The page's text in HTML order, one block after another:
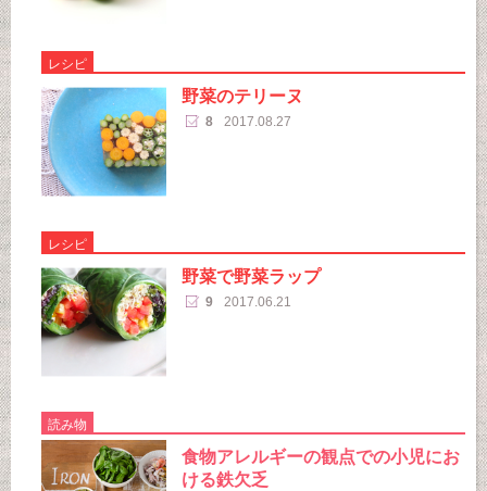
レシピ
野菜のテリーヌ
8 2017.08.27
レシピ
野菜で野菜ラップ
9 2017.06.21
読み物
食物アレルギーの観点での小児にお
ける鉄欠乏